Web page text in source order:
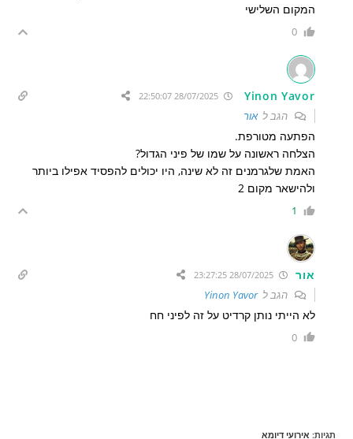
המקום השלישי
0
Yinon Yavor
28/07/2025 22:50:07
הגב לאור
הפתעה מטורפת.
הצלחה ראשונה על שמו של פיני הגדול?
האמת שלגרמנים זה לא שינה, היו יכולים להפסיד אפילו ביותר
ולהישאר מקום 2
1
אור
הגב לYinon Yavor
לא הייתי נותן קרדיט על זה לפיני חח
0
תגיות: אירועי דיומא